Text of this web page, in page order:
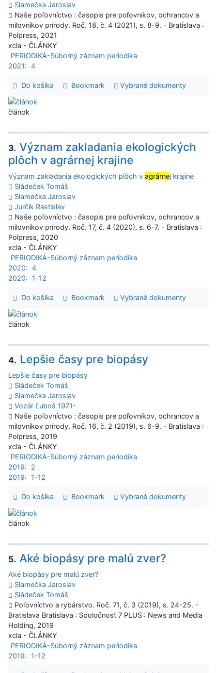
Slamečka Jaroslav
Naše poľovníctvo : časopis pre poľovníkov, ochrancov a
milovníkov prírody. Roč. 18, č. 4 (2021), s. 8-9. - Bratislava :
Polpress, 2021
xcla - ČLÁNKY
PERIODIKÁ-Súborný záznam periodika
2021: 4
Do košíka Bookmark Vybrané dokumenty
článok
3. Význam zakladania ekologických
plôch v agrárnej krajine
Význam zakladania ekologických plôch v agrárnej krajine
Sládeček Tomáš
Slamečka Jaroslav
Jurčík Rastislav
Naše poľovníctvo : časopis pre poľovníkov, ochrancov a
milovníkov prírody. Roč. 17, č. 4 (2020), s. 6-7. - Bratislava :
Polpress, 2020
xcla - ČLÁNKY
PERIODIKÁ-Súborný záznam periodika
2020: 4
2020:
1-12
Do košíka Bookmark Vybrané dokumenty
článok
4. Lepšie časy pre biopásy
Lepšie časy pre biopásy
Sládeček Tomáš
Slamečka Jaroslav
Vozár Ľuboš 1971-
Naše poľovníctvo : časopis pre poľovníkov, ochrancov a
milovníkov prírody. Roč. 16, č. 2 (2019), s. 6-9. - Bratislava :
Polpress, 2019
xcla - ČLÁNKY
PERIODIKÁ-Súborný záznam periodika
2019:
2
2019:
1-12
Do košíka Bookmark Vybrané dokumenty
článok
5. Aké biopásy pre malú zver?
Aké biopásy pre malú zver?
Slamečka Jaroslav
Sládeček Tomáš
Poľovníctvo a rybárstvo. Roč. 71, č. 3 (2019), s. 24-25. -
Bratislava Bratislava : Spoločnosť 7 PLUS : News and Media
Holding, 2019
xcla - ČLÁNKY
PERIODIKÁ-Súborný záznam periodika
2019:
1-12